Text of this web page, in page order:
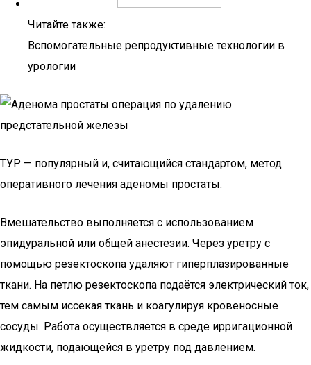
Читайте также:
Вспомогательные репродуктивные технологии в
урологии
ТУР — популярный и, считающийся стандартом, метод
оперативного лечения аденомы простаты.
Вмешательство выполняется с использованием
эпидуральной или общей анестезии. Через уретру с
помощью резектоскопа удаляют гиперплазированные
ткани. На петлю резектоскопа подаётся электрический ток,
тем самым иссекая ткань и коагулируя кровеносные
сосуды. Работа осуществляется в среде ирригационной
жидкости, подающейся в уретру под давлением.